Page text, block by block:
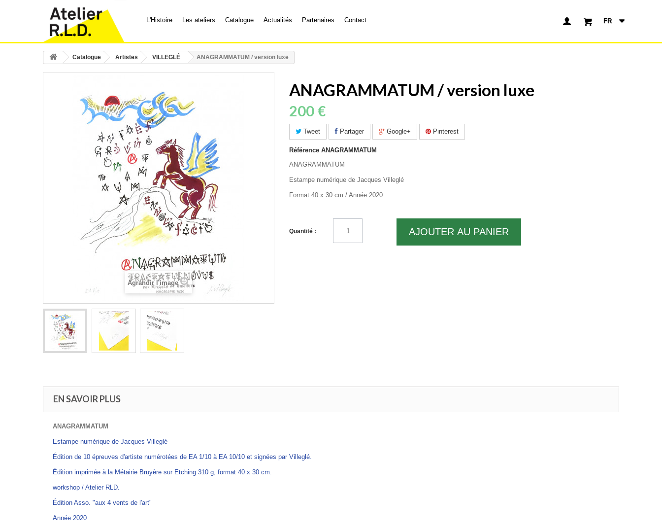
L'Histoire Les ateliers Catalogue Actualités Partenaires Contact
Catalogue Artistes VILLEGLÉ ANAGRAMMATUM / version luxe
Agrandir l'image
ANAGRAMMATUM / version luxe
200 €
Tweet Partager Google+ Pinterest
Référence ANAGRAMMATUM
ANAGRAMMATUM
Estampe numérique de Jacques Villeglé
Format 40 x 30 cm / Année 2020
Quantité : AJOUTER AU PANIER
EN SAVOIR PLUS
ANAGRAMMATUM
Estampe numérique de Jacques Villeglé
Édition de 10 épreuves d'artiste numérotées de EA 1/10 à EA 10/10 et signées par Villeglé.
Édition imprimée à la Métairie Bruyère sur Etching 310 g, format 40 x 30 cm.
workshop / Atelier RLD.
Édition Asso. "aux 4 vents de l'art"
Année 2020